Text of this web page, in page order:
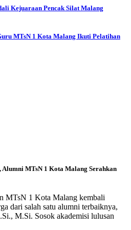
Kejuaraan Pencak Silat Malang
MTsN 1 Kota Malang Ikuti Pelatihan
MTsN 1 Kota Malang Serahkan
MTsN 1 Kota Malang kembali
dari salah satu alumni terbaiknya,
M.Si. Sosok akademisi lulusan